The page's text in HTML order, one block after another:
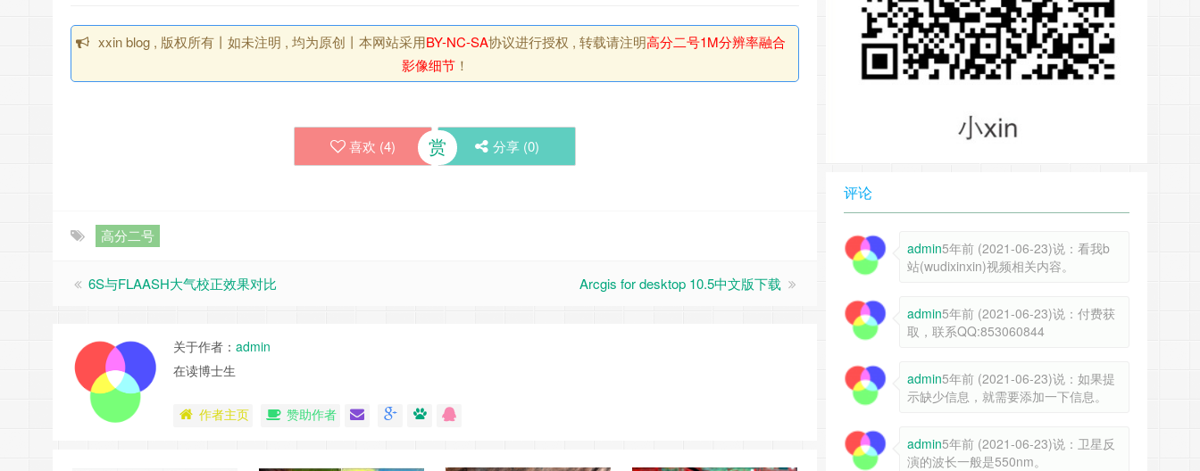
xxin blog , 版权所有丨如未注明 , 均为原创丨本网站采用BY-NC-SA协议进行授权 , 转载请注明高分二号1M分辨率融合
影像细节！
喜欢 (4) 赏 分享 (0)
高分二号
6S与FLAASH大气校正效果对比 Arcgis for desktop 10.5中文版下载
关于作者： admin
在读博士生
作者主页 赞助作者
评论
admin5年前 (2021-06-23)说：看我b
站(wudixinxin)视频相关内容。
admin5年前 (2021-06-23)说：付费获
取，联系QQ:853060844
admin5年前 (2021-06-23)说：如果提
示缺少信息，就需要添加一下信息。
admin5年前 (2021-06-23)说：卫星反
演的波长一般是550nm。